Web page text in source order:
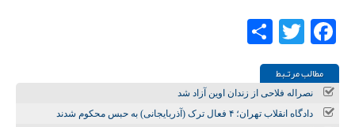
Facebook
Twitter
مطالب مرتـبط
نصراله فلاحی از زندان اوین آزاد شد
دادگاه انقلاب تهران؛ ۴ فعال ترک (آذربایجانی) به حبس محکوم شدند